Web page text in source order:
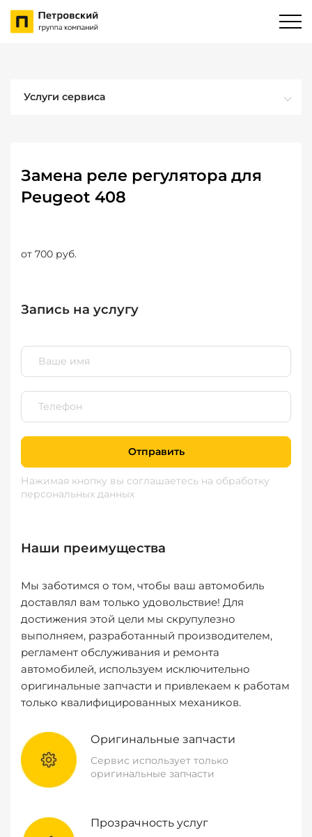
Услуги сервиса
Замена реле регулятора для
Peugeot 408
от 700 руб.
Запись на услугу
Отправить
Нажимая кнопку вы соглашаетесь на обработку
персональных данных
Наши преимущества
Мы заботимся о том, чтобы ваш автомобиль
доставлял вам только удовольствие! Для
достижения этой цели мы скрупулезно
выполняем, разработанный производителем,
регламент обслуживания и ремонта
автомобилей, используем исключительно
оригинальные запчасти и привлекаем к работам
только квалифицированных механиков.
Оригинальные запчасти
Сервис использует только
оригинальные запчасти
Прозрачность услуг